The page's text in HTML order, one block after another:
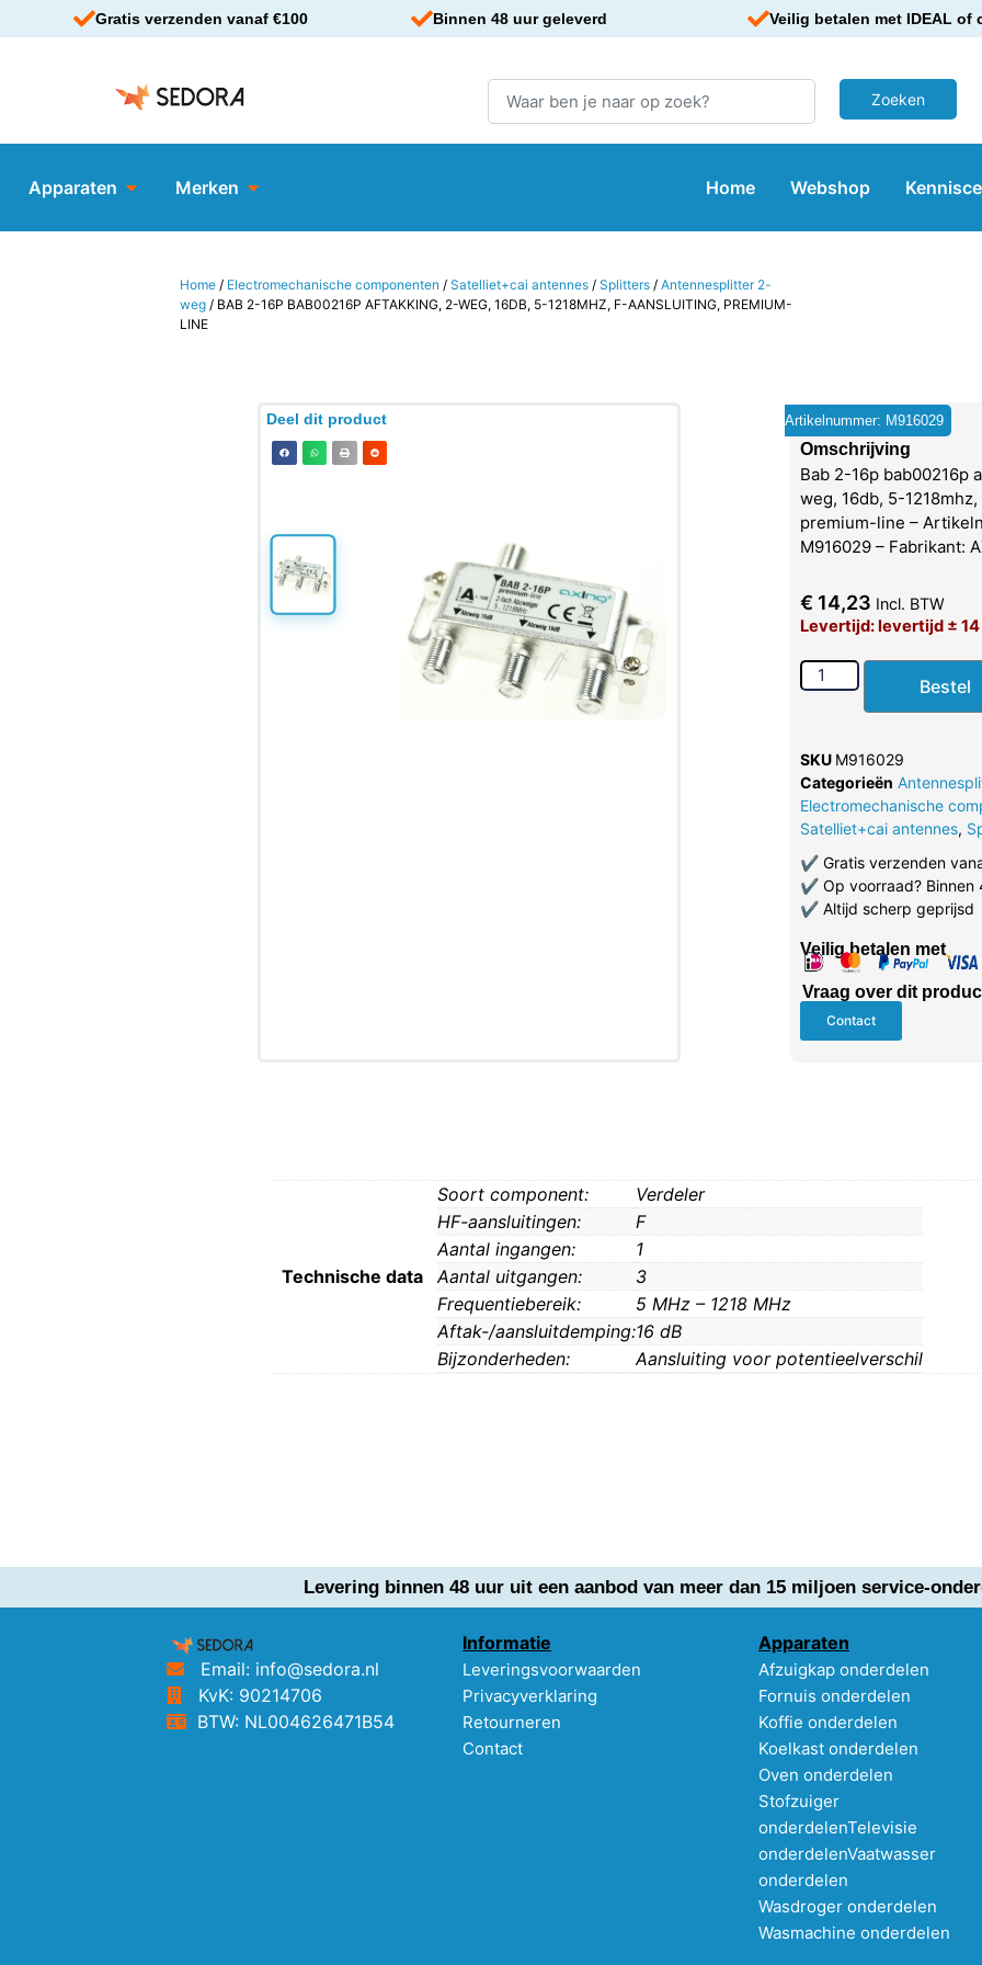
Gratis verzenden vanaf €100 Binnen 48 uur geleverd Veilig betalen met IDEAL of
Apparaten Merken Home Webshop
Home / Electromechanische componenten /Satelliet+cai antennes /Splitters /Antennesplitter 2-
weg / BAB 2-16P BAB00216P AFTAKKING, 2-WEG, 16DB, 5-1218MHZ, F-AANSLUITING, PREMIUM-
LINE
Deel dit product Artikelnummer: M916029
Omschrijving
Bab 2-16p bab00216p
weg, 16db, 5-
premium-line –
M916029 – Fabrikant:
€ 14,23 Incl. BTW
Levertijd: levertijd ±
Bestel
SKU M916029
Categorieën
Electromechanische
Satelliet+cai antennes,
✔Gratis verzenden
✔Op voorraad? Binnen
✔Altijd scherp geprijsd
Veilig betalen met
Vraag over dit
Contact
Technische data
Soort component:
Verdeler
HF-aansluitingen:
F
Aantal ingangen:
1
Aantal uitgangen:
3
Frequentiebereik:
5 MHz – 1218 MHz
Aftak-/aansluitdemping:16 dB
Bijzonderheden:
Aansluiting voor potentieelverschil
Levering binnen 48 uur uit een aanbod van meer dan 15 miljoen service-
Email: info@sedora.nl
KvK: 90214706
BTW: NL004626471B54
Informatie
Leveringsvoorwaarden
Privacyverklaring
Retourneren
Contact
Apparaten
Afzuigkap onderdelen
Fornuis onderdelen
Koffie onderdelen
Koelkast onderdelen
Oven onderdelen
Stofzuiger
onderdelenTelevisie
onderdelenVaatwasser
onderdelen
Wasdroger onderdelen
Wasmachine onderdelen